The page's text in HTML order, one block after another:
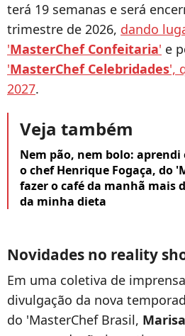
terá 19 semanas e será
trimestre de 2026, dando
'MasterChef Confeitaria' e
'MasterChef Celebridades',
2027.
Veja também
Nem pão, nem bolo: aprendi
o chef Henrique Fogaça, do
fazer o café da manhã mais
da minha dieta
Novidades no reality
Em uma coletiva de
divulgação da nova
do 'MasterChef Brasil,